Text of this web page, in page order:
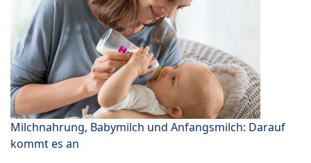
Milchnahrung, Babymilch und Anfangsmilch: Darauf
kommt es an